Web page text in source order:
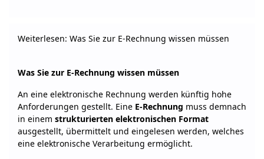
Was Sie zur E-Rechnung wissen müssen
An eine elektronische Rechnung werden künftig hohe
Anforderungen gestellt. Eine E-Rechnung muss demnach
in einem strukturierten elektronischen Format
ausgestellt, übermittelt und eingelesen werden, welches
eine elektronische Verarbeitung ermöglicht.
Weiterlesen: Was Sie zur E-Rechnung wissen müssen